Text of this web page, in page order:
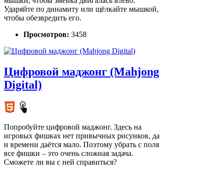
Ударяйте по динамиту или щёлкайте мышкой,
чтобы обезвредить его.
Просмотров: 3458
Цифровой маджонг (Mahjong
Digital)
Попробуйте цифровой маджонг. Здесь на
игровых фишках нет привычных рисунков, да
и времени даётся мало. Поэтому убрать с поля
все фишки – это очень сложная задача.
Сможете ли вы с ней справиться?